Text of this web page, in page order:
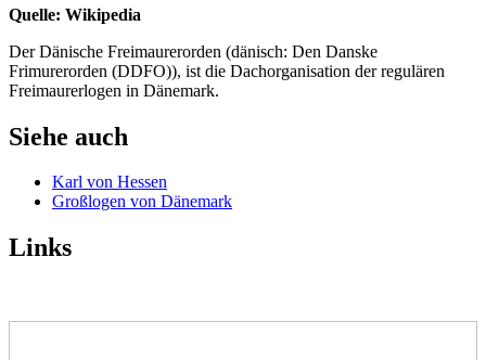
Quelle: Wikipedia
Der Dänische Freimaurerorden (dänisch: Den Danske
Frimurerorden (DDFO)), ist die Dachorganisation der regulären
Freimaurerlogen in Dänemark.
Siehe auch
Karl von Hessen
Großlogen von Dänemark
Links